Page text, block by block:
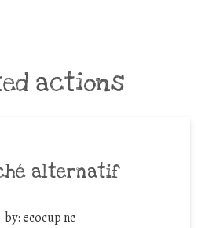
actions
alternatif
by:ecocup nc